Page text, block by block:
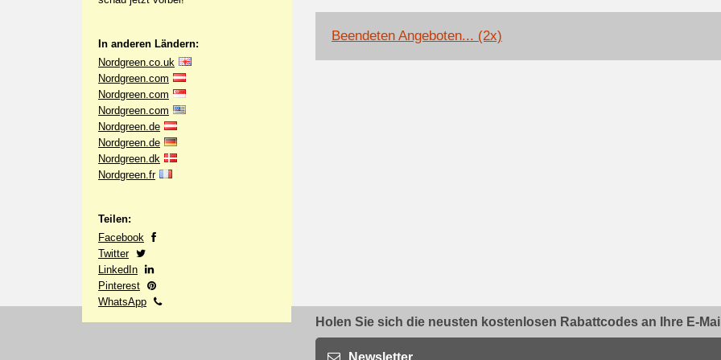
In anderen Ländern:
Nordgreen.co.uk
Nordgreen.com
Nordgreen.com
Nordgreen.com
Nordgreen.de
Nordgreen.de
Nordgreen.dk
Nordgreen.fr
Teilen:
Facebook
Twitter
LinkedIn
Pinterest
WhatsApp
Beendeten Angeboten... (2x)
Holen Sie sich die neusten kostenlosen Rabattcodes an Ihre E-
Newsletter